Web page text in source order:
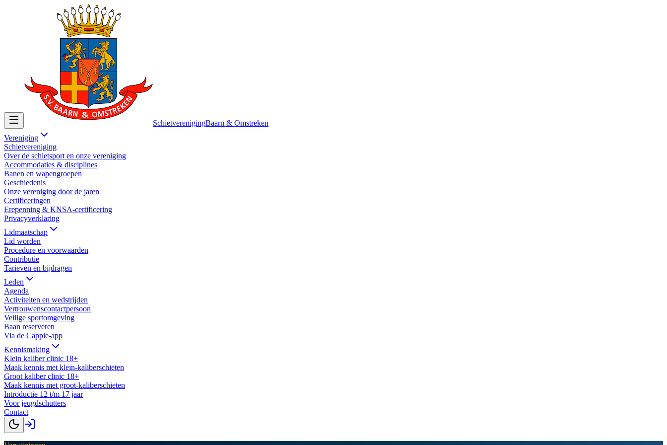
SchietverenigingBaarn & Omstreken
Vereniging
Schietvereniging
Over de schietsport en onze vereniging
Accommodaties & disciplines
Banen en wapengroepen
Geschiedenis
Onze vereniging door de jaren
Certificeringen
Erepenning & KNSA-certificering
Privacyverklaring
Lidmaatschap
Lid worden
Procedure en voorwaarden
Contributie
Tarieven en bijdragen
Leden
Agenda
Activiteiten en wedstrijden
Vertrouwenscontactpersoon
Veilige sportomgeving
Baan reserveren
Via de Cappie-app
Kennismaking
Klein kaliber clinic 18+
Maak kennis met klein-kaliberschieten
Groot kaliber clinic 18+
Maak kennis met groot-kaliberschieten
Introductie 12 t/m 17 jaar
Voor jeugdschutters
Contact